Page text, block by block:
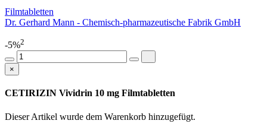
Filmtabletten
Dr. Gerhard Mann - Chemisch-pharmazeutische Fabrik GmbH
-5%2
×
CETIRIZIN Vividrin 10 mg Filmtabletten
Dieser Artikel wurde dem Warenkorb hinzugefügt.